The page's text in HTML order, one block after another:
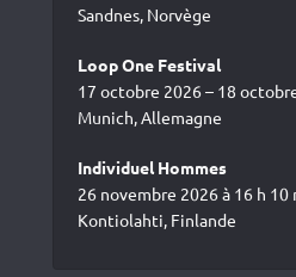
Sandnes, Norvège
Loop One Festival
17 octobre 2026 – 18
Munich, Allemagne
Individuel Hommes
26 novembre 2026 à 16 h 10
Kontiolahti, Finlande